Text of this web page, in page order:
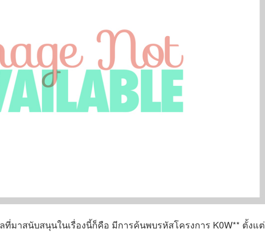
มาสนับสนุนในเรื่องนี้ก็คือ มีการค้นพบรหัสโครงการ K0W** ตั้งแต่